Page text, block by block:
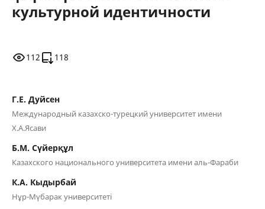
культурной идентичности
112 118
Г.Е. Дуйсен
Международный казахско-турецкий университет имени
Х.А.Ясави
Б.М. Сүйерқұл
Казахского национального университета имени аль-Фараби
К.А. Кыдырбай
Нұр-Мүбарак университеті